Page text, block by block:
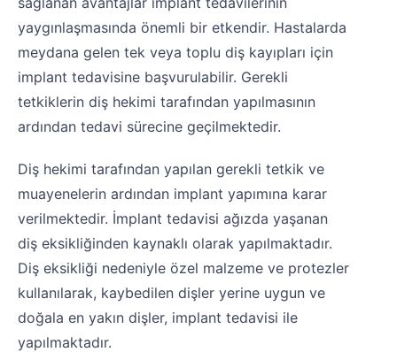
yaygınlaşmasında önemli bir etkendir. Hastalarda
meydana gelen tek veya toplu diş kayıpları için
implant tedavisine başvurulabilir. Gerekli
tetkiklerin diş hekimi tarafından yapılmasının
ardından tedavi sürecine geçilmektedir.
Diş hekimi tarafından yapılan gerekli tetkik ve
muayenelerin ardından implant yapımına karar
verilmektedir. İmplant tedavisi ağızda yaşanan
diş eksikliğinden kaynaklı olarak yapılmaktadır.
Diş eksikliği nedeniyle özel malzeme ve protezler
kullanılarak, kaybedilen dişler yerine uygun ve
doğala en yakın dişler, implant tedavisi ile
yapılmaktadır.